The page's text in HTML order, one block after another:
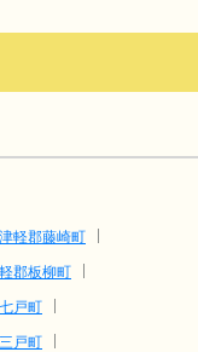
軽郡藤崎町
郡板柳町
戸町
戸町